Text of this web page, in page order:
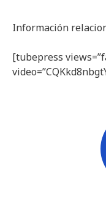
Información
[tubepress